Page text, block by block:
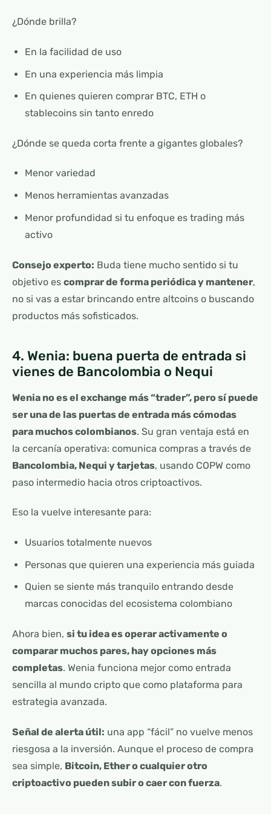
¿Dónde brilla?
En la facilidad de uso
En una experiencia más limpia
En quienes quieren comprar BTC, ETH o
stablecoins sin tanto enredo
¿Dónde se queda corta frente a gigantes globales?
Menor variedad
Menos herramientas avanzadas
Menor profundidad si tu enfoque es trading más
activo
Consejo experto: Buda tiene mucho sentido si tu
objetivo es comprar de forma periódica y mantener,
no si vas a estar brincando entre altcoins o buscando
productos más sofisticados.
4. Wenia: buena puerta de entrada si
vienes de Bancolombia o Nequi
Wenia no es el exchange más “trader”, pero sí puede
ser una de las puertas de entrada más cómodas
para muchos colombianos. Su gran ventaja está en
la cercanía operativa: comunica compras a través de
Bancolombia, Nequi y tarjetas, usando COPW como
paso intermedio hacia otros criptoactivos.
Eso la vuelve interesante para:
Usuarios totalmente nuevos
Personas que quieren una experiencia más guiada
Quien se siente más tranquilo entrando desde
marcas conocidas del ecosistema colombiano
Ahora bien, si tu idea es operar activamente o
comparar muchos pares, hay opciones más
completas. Wenia funciona mejor como entrada
sencilla al mundo cripto que como plataforma para
estrategia avanzada.
Señal de alerta útil: una app “fácil” no vuelve menos
riesgosa a la inversión. Aunque el proceso de compra
sea simple, Bitcoin, Ether o cualquier otro
criptoactivo pueden subir o caer con fuerza.